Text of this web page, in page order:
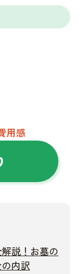
用感
説！お墓の
内訳